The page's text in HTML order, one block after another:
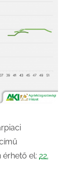
el: 22.